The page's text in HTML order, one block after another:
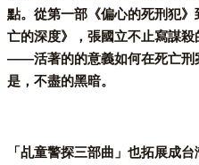
點。從第一部《偏心的死刑犯
亡的深度》，張國立不止寫謀
——活著的的意義如何在死亡刑
是，不盡的黑暗。
「乩童警探三部曲」也拓展成